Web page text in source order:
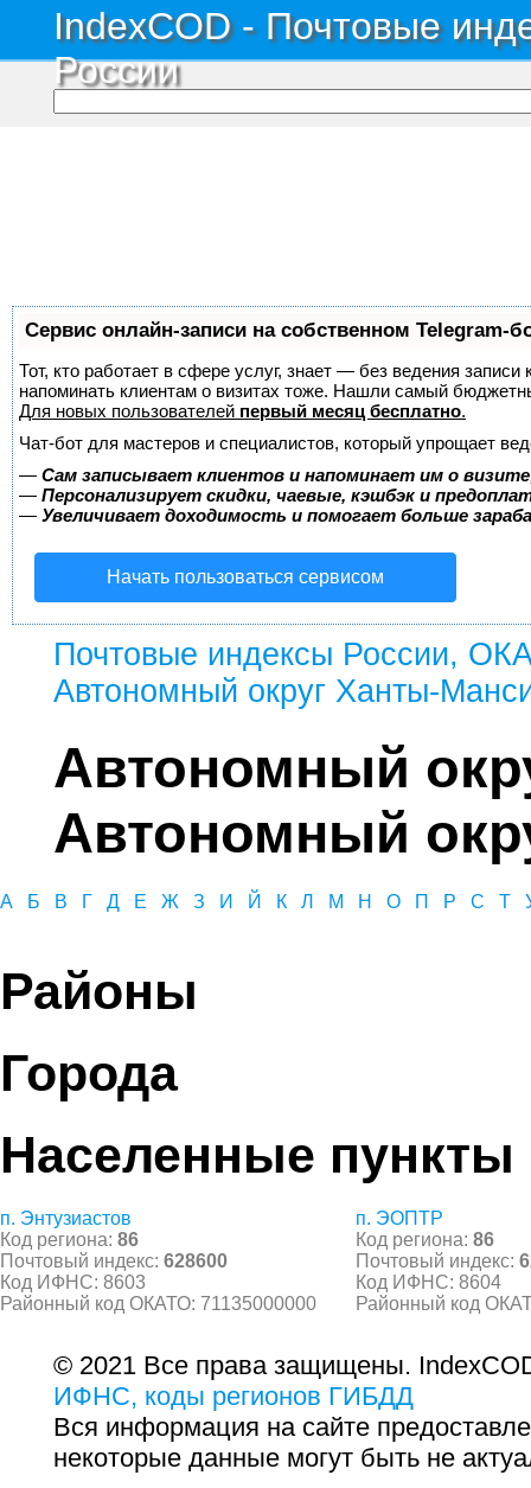
IndexCOD - Почтовые
России
Сервис онлайн-записи на собственном Telegram-
Тот, кто работает в сфере услуг, знает — без ведения
напоминать клиентам о визитах тоже. Нашли самый
Для новых пользователей первый месяц бесплатно.
Чат-бот для мастеров и специалистов, который упрощает
— Сам записывает клиентов и напоминает им о
— Персонализирует скидки, чаевые, кэшбэк и
— Увеличивает доходимость и помогает больше
Начать пользоваться сервисом
Почтовые индексы России,
Автономный округ Ханты-
Автономный
Автономный
А Б В Г Д Е Ж З И Й К Л М Н О П Р С Т
Районы
Города
Населенные пункты
п. Энтузиастов
Код региона: 86
Почтовый индекс: 628600
Код ИФНС: 8603
Районный код ОКАТО: 71135000000
п. ЭОПТР
Код региона: 86
Почтовый индекс:
Код ИФНС: 8604
Районный код
© 2021 Все права защищены.
ИФНС, коды регионов ГИБДД
Вся информация на сайте
некоторые данные могут быть не